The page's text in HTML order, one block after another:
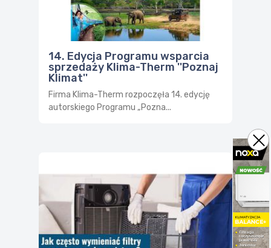
14. Edycja Programu wsparcia
sprzedaży Klima-Therm ''Poznaj
Klimat''
Firma Klima-Therm rozpoczęła 14. edycję
autorskiego Programu „Pozna...